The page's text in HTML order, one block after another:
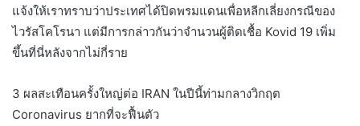
แจ้งให้เราทราบว่าประเทศได้ปิดพรมแดนเพื่อหลีกเลี่ยงกรณีของ
ไวรัสโคโรนา แต่มีการกล่าวกันว่าจำนวนผู้ติดเชื้อ Kovid 19 เพิ่ม
ขึ้นที่นี่หลังจากไม่กี่ราย
3 ผลสะเทือนครั้งใหญ่ต่อ IRAN ในปีนี้ท่ามกลางวิกฤต
Coronavirus ยากที่จะฟื้นตัว